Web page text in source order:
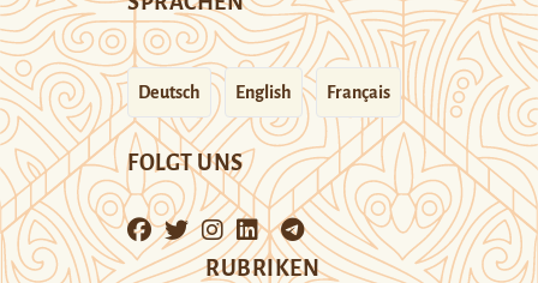
Deutsch English Français
FOLGT UNS
RUBRIKEN